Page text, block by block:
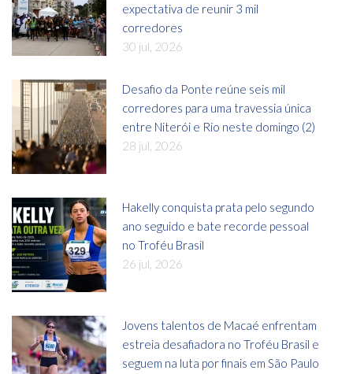
expectativa de reunir 3 mil
corredores
30 jul, 2026
Desafio da Ponte reúne seis mil
corredores para uma travessia única
entre Niterói e Rio neste domingo (2)
28 jul, 2026
Hakelly conquista prata pelo segundo
ano seguido e bate recorde pessoal
no Troféu Brasil
26 jul, 2026
Jovens talentos de Macaé enfrentam
estreia desafiadora no Troféu Brasil e
seguem na luta por finais em São Paulo